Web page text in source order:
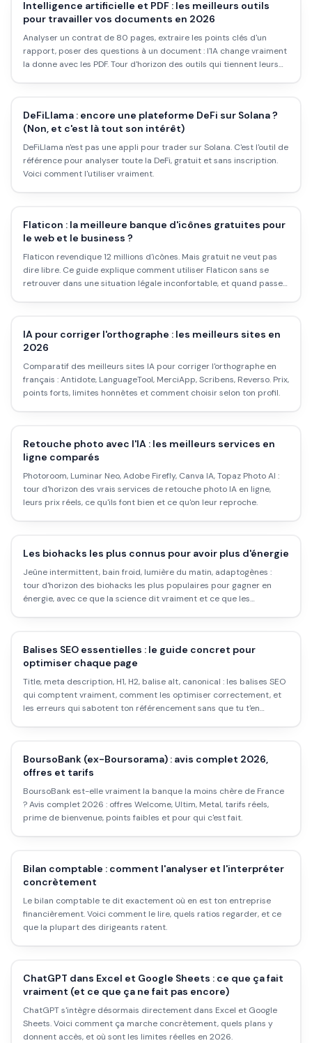
Intelligence artificielle et PDF : les meilleurs outils
pour travailler vos documents en 2026
Analyser un contrat de 80 pages, extraire les points clés d'un
rapport, poser des questions à un document : l'IA change vraiment
la donne avec les PDF. Tour d'horizon des outils qui tiennent leurs
DeFiLlama : encore une plateforme DeFi sur Solana ?
(Non, et c'est là tout son intérêt)
DeFiLlama n'est pas une appli pour trader sur Solana. C'est l'outil de
référence pour analyser toute la DeFi, gratuit et sans inscription.
Voici comment l'utiliser vraiment.
Flaticon : la meilleure banque d'icônes gratuites pour
le web et le business ?
Flaticon revendique 12 millions d'icônes. Mais gratuit ne veut pas
dire libre. Ce guide explique comment utiliser Flaticon sans se
retrouver dans une situation légale inconfortable, et quand passer
IA pour corriger l'orthographe : les meilleurs sites en
2026
Comparatif des meilleurs sites IA pour corriger l'orthographe en
français : Antidote, LanguageTool, MerciApp, Scribens, Reverso. Prix,
points forts, limites honnêtes et comment choisir selon ton profil.
Retouche photo avec l'IA : les meilleurs services en
ligne comparés
Photoroom, Luminar Neo, Adobe Firefly, Canva IA, Topaz Photo AI :
tour d'horizon des vrais services de retouche photo IA en ligne,
leurs prix réels, ce qu'ils font bien et ce qu'on leur reproche.
Les biohacks les plus connus pour avoir plus d'énergie
Jeûne intermittent, bain froid, lumière du matin, adaptogènes :
tour d'horizon des biohacks les plus populaires pour gagner en
énergie, avec ce que la science dit vraiment et ce que les
Balises SEO essentielles : le guide concret pour
optimiser chaque page
Title, meta description, H1, H2, balise alt, canonical : les balises SEO
qui comptent vraiment, comment les optimiser correctement, et
les erreurs qui sabotent ton référencement sans que tu t'en
BoursoBank (ex-Boursorama) : avis complet 2026,
offres et tarifs
BoursoBank est-elle vraiment la banque la moins chère de France
? Avis complet 2026 : offres Welcome, Ultim, Metal, tarifs réels,
prime de bienvenue, points faibles et pour qui c'est fait.
Bilan comptable : comment l'analyser et l'interpréter
concrètement
Le bilan comptable te dit exactement où en est ton entreprise
financièrement. Voici comment le lire, quels ratios regarder, et ce
que la plupart des dirigeants ratent.
ChatGPT dans Excel et Google Sheets : ce que ça fait
vraiment (et ce que ça ne fait pas encore)
ChatGPT s'intègre désormais directement dans Excel et Google
Sheets. Voici comment ça marche concrètement, quels plans y
donnent accès, et où sont les limites réelles en 2026.